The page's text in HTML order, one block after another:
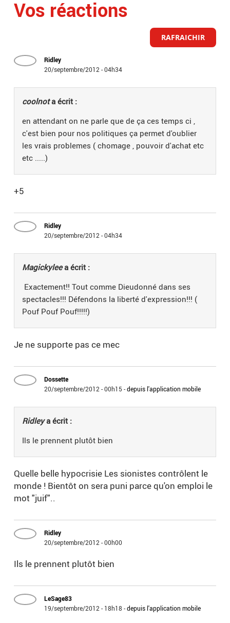
Vos réactions
RAFRAICHIR
Ridley
20/septembre/2012 - 04h34
coolnota écrit :
en attendant on ne parle que de ça ces temps ci ,
c'est bien pour nos politiques ça permet d'oublier
les vrais problemes ( chomage , pouvoir d'achat etc
etc .....)
+5
Ridley
20/septembre/2012 - 04h34
Magickyleea écrit :
Exactement!! Tout comme Dieudonné dans ses
spectacles!!! Défendons la liberté d'expression!!! (
Pouf Pouf Pouf!!!!!)
Je ne supporte pas ce mec
Dossette
20/septembre/2012 - 00h15 -depuis l'application mobile
Ridleya écrit :
Ils le prennent plutôt bien
Quelle belle hypocrisie Les sionistes contrôlent le
monde ! Bientôt on sera puni parce qu'on emploi le
mot "juif"..
Ridley
20/septembre/2012 - 00h00
Ils le prennent plutôt bien
LeSage83
19/septembre/2012 - 18h18 -depuis l'application mobile